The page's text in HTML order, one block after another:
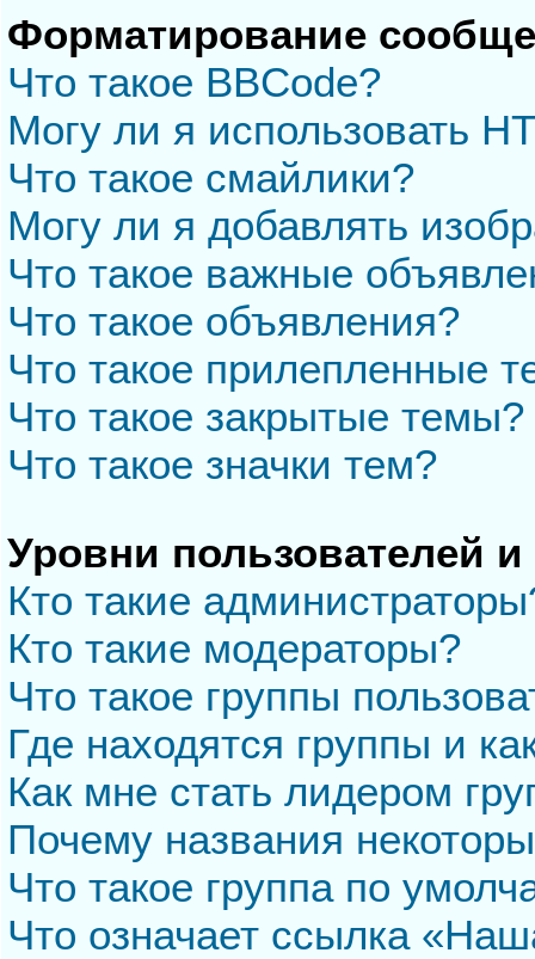
Форматирование
Что такое BBCode?
Могу ли я использовать
Что такое смайлики?
Могу ли я добавлять
Что такое важные
Что такое объявления?
Что такое прилепленные
Что такое закрытые темы?
Что такое значки тем?
Уровни пользователей
Кто такие
Кто такие модераторы?
Что такое группы
Где находятся группы и
Как мне стать лидером
Почему названия
Что такое группа по
Что означает ссылка